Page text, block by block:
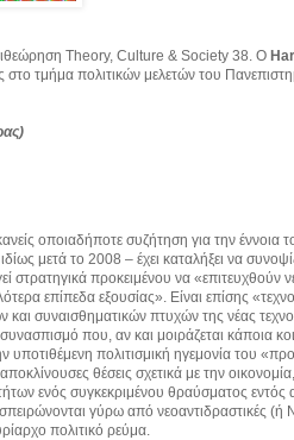
Theory, Culture & Society 38. Ο
στο τμήμα πολιτικών μελετών του
οποιαδήποτε συζήτηση για την έννοια
μετά το 2008 – έχει καταλήξει να
στρατηγικά προκειμένου να
επίπεδα εξουσίας». Είναι επίσης
και συναισθηματικών πτυχών της νέας
που, αν και μοιράζεται κάποια
υποτιθέμενη πολιτισμική ηγεμονία του
θέσεις σχετικά με την
ενός συγκεκριμένου θραύσματος
γύρω από νεοαντιδραστικές
πολιτικό ρεύμα.